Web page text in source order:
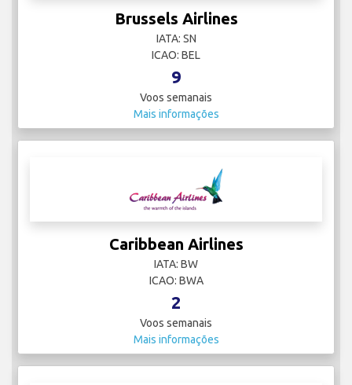
Brussels Airlines
IATA: SN
ICAO: BEL
9
Voos semanais
Mais informações
Caribbean Airlines
IATA: BW
ICAO: BWA
2
Voos semanais
Mais informações